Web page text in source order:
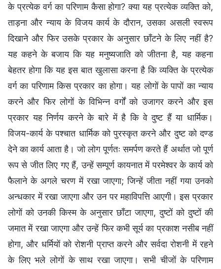
के प्रत्येक वर्ग का परिणाम कैसा होगा? क्या यह प्रत्येक व्यक्ति को,
ताड़ना और न्याय के विजय कार्य के दौरान, उसका असली स्वरूप
दिखाने और फिर उसके प्रकार के अनुसार छाँटने के लिए नहीं है?
यह कहने के बजाय कि यह मनुष्यजाति को जीतना है, यह कहना
बेहतर होगा कि यह इस बात खुलासा करना है कि व्यक्ति के प्रत्येक
वर्ग का परिणाम किस प्रकार का होगा। यह लोगों के पापों का न्याय
करने और फिर लोगों के विभिन्न वर्गों को उजागर करने और इस
प्रकार यह निर्णय करने के बारे में है कि वे दुष्ट हैं या धार्मिक।
विजय-कार्य के पश्चात धार्मिक को पुरस्कृत करने और दुष्ट को दण्ड
देने का कार्य आता है। जो लोग पूर्णतः समर्पण करते हैं अर्थात जो पूर्ण
रूप से जीत लिए गए हैं, उन्हें सम्पूर्ण कायनात में परमेश्वर के कार्य को
फैलाने के अगले चरण में रखा जाएगा; जिन्हें जीता नहीं गया उनको
अन्धकार में रखा जाएगा और उन पर महाविपत्ति आएगी। इस प्रकार
लोगों को उनकी किस्म के अनुसार छाँटा जाएगा, दुष्टों को दुष्टों की
जमात में रखा जाएगा और उन्हें फिर कभी सूर्य का प्रकाश नसीब नहीं
होगा, और धर्मियों को रोशनी प्राप्त करने और सर्वदा रोशनी में रहने
के लिए भले लोगों के साथ रखा जाएगा। सभी चीजों के परिणाम